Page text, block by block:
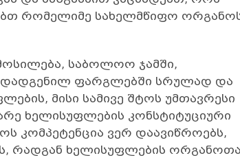
რომელიმე სახელმწიფო
საბოლოო ჯამში,
დადგენილ ფარგლებში სრულად და
მისი სამივე შტოს უმთავრესი
ხელისუფლების კონსტიტუციური
კომპეტენცია ვერ დაავიწროებს,
რადგან ხელისუფლების ორგანოთა